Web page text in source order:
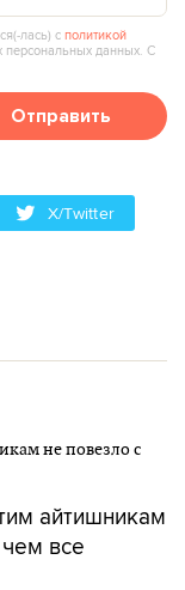
сполитикой
персональных данных. С
Отправить
X/Twitter
айтишникам
все